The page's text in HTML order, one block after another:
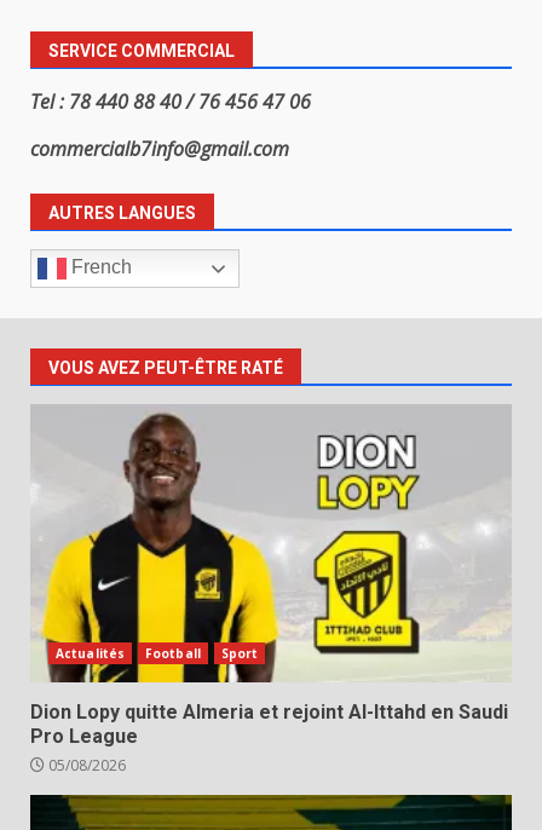
SERVICE COMMERCIAL
Tel : 78 440 88 40 / 76 456 47 06
commercialb7info@gmail.com
AUTRES LANGUES
French
VOUS AVEZ PEUT-ÊTRE RATÉ
Actualités Football Sport
Dion Lopy quitte Almeria et rejoint Al-Ittahd en Saudi
Pro League
05/08/2026